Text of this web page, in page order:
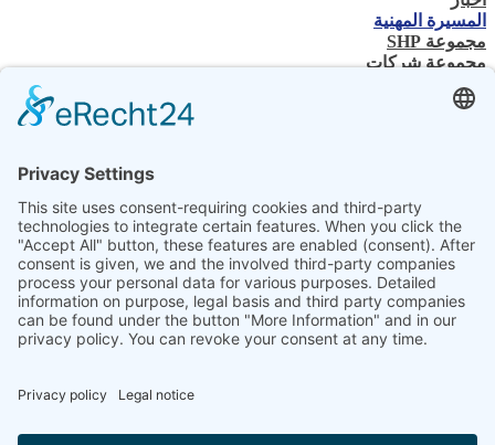
المسيرة المهنية
مجموعة SHP
مجموعة شركات
جهة الاتصال
اتصل بنا
اختر لغتك
DE
PL